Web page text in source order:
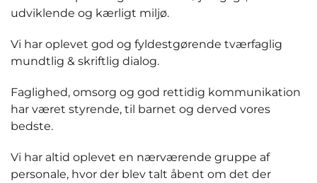
udviklende og kærligt miljø.
Vi har oplevet god og fyldestgørende tværfaglig
mundtlig & skriftlig dialog.
Faglighed, omsorg og god rettidig kommunikation
har været styrende, til barnet og derved vores
bedste.
Vi har altid oplevet en nærværende gruppe af
personale, hvor der blev talt åbent om det der